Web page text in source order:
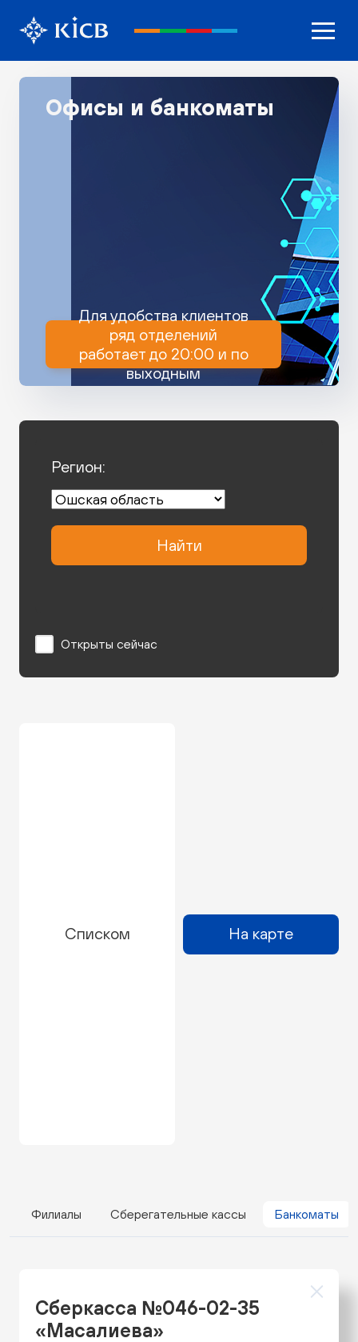
Офисы и банкоматы
Для удобства клиентов
ряд отделений
работает до 20:00 и по
выходным
Регион:
Найти
Открыты сейчас
Списком На карте
Филиалы Сберегательные кассы Банкоматы
Сберкасса №046-02-35
«Масалиева»